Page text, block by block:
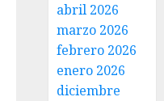
abril 2026
marzo 2026
febrero 2026
enero 2026
diciembre